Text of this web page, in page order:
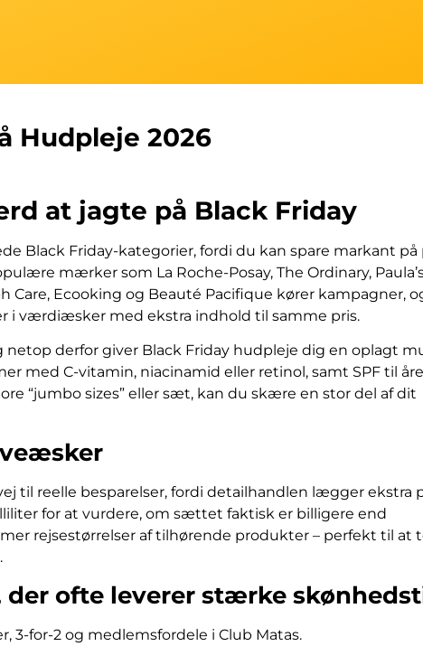
Hudpleje 2026
at jagte på Black Friday
Black Friday-kategorier, fordi du kan spare markant
mærker som La Roche-Posay, The Ordinary,
Care, Ecooking og Beauté Pacifique kører kampagner,
i værdiæsker med ekstra indhold til samme pris.
netop derfor giver Black Friday hudpleje dig en oplagt
med C-vitamin, niacinamid eller retinol, samt SPF til
“jumbo sizes” eller sæt, kan du skære en stor del af dit
til reelle besparelser, fordi detailhandlen lægger ekstra
for at vurdere, om sættet faktisk er billigere end
rejsestørrelser af tilhørende produkter – perfekt til at
der ofte leverer stærke
3-for-2 og medlemsfordele i Club Matas.